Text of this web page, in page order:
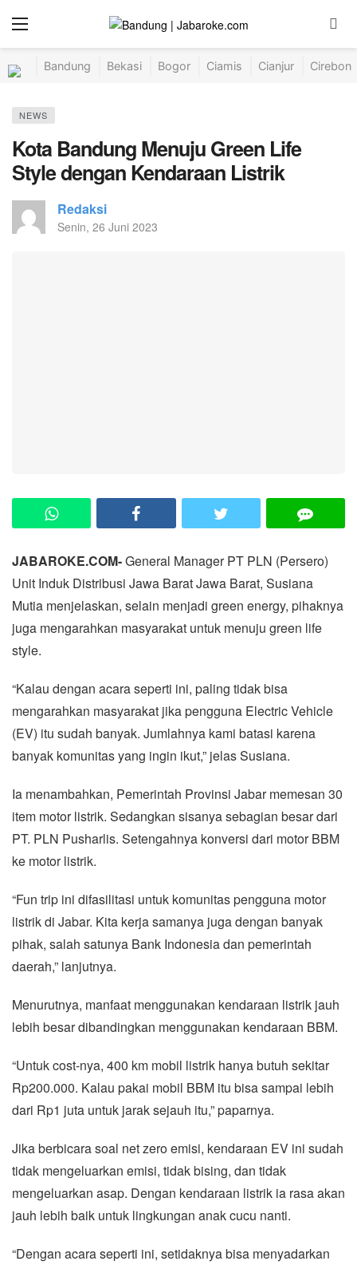
Bandung Bekasi Bogor Ciamis Cianjur Cirebon
NEWS
Kota Bandung Menuju Green Life
Style dengan Kendaraan Listrik
Redaksi
Senin, 26 Juni 2023
JABAROKE.COM-General Manager PT PLN (Persero)
Unit Induk Distribusi Jawa Barat Jawa Barat, Susiana
Mutia menjelaskan, selain menjadi green energy, pihaknya
juga mengarahkan masyarakat untuk menuju green life
style.
“Kalau dengan acara seperti ini, paling tidak bisa
mengarahkan masyarakat jika pengguna Electric Vehicle
(EV) itu sudah banyak. Jumlahnya kami batasi karena
banyak komunitas yang ingin ikut,” jelas Susiana.
Ia menambahkan, Pemerintah Provinsi Jabar memesan 30
item motor listrik. Sedangkan sisanya sebagian besar dari
PT. PLN Pusharlis. Setengahnya konversi dari motor BBM
ke motor listrik.
“Fun trip ini difasilitasi untuk komunitas pengguna motor
listrik di Jabar. Kita kerja samanya juga dengan banyak
pihak, salah satunya Bank Indonesia dan pemerintah
daerah,” lanjutnya.
Menurutnya, manfaat menggunakan kendaraan listrik jauh
lebih besar dibandingkan menggunakan kendaraan BBM.
“Untuk cost-nya, 400 km mobil listrik hanya butuh sekitar
Rp200.000. Kalau pakai mobil BBM itu bisa sampai lebih
dari Rp1 juta untuk jarak sejauh itu,” paparnya.
Jika berbicara soal net zero emisi, kendaraan EV ini sudah
tidak mengeluarkan emisi, tidak bising, dan tidak
mengeluarkan asap. Dengan kendaraan listrik ia rasa akan
jauh lebih baik untuk lingkungan anak cucu nanti.
“Dengan acara seperti ini, setidaknya bisa menyadarkan